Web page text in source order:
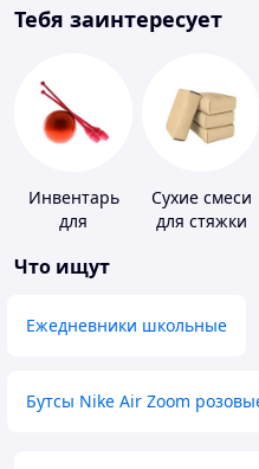
Тебя заинтересует
Инвентарь
для
Сухие смеси
для стяжки
Что ищут
Ежедневники школьные
Бутсы Nike Air Zoom